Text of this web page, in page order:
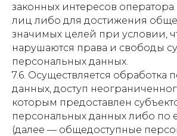
законных интересов оператора
лиц либо для достижения
значимых целей при условии,
нарушаются права и свободы
персональных данных.
7.6. Осуществляется обработка
данных, доступ
которым предоставлен
персональных данных либо по
(далее — общедоступные